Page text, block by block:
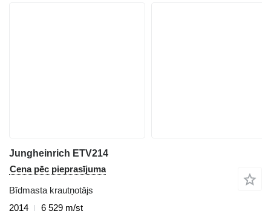
Jungheinrich ETV214
Cena pēc pieprasījuma
Bīdmasta krautņotājs
2014
6 529 m/st